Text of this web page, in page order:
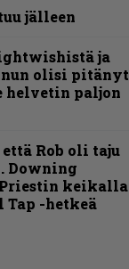
jälleen
ja
olisi pitänyt
helvetin paljon
että Rob oli taju
Downing
Priestin keikalla
Tap -hetkeä